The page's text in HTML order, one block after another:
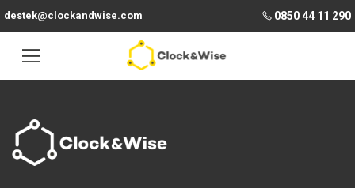
destek@clockandwise.com 0850 44 11 290